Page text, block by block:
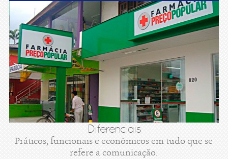
Diferenciais
Práticos, funcionais e econômicos em tudo que se
refere a comunicação.